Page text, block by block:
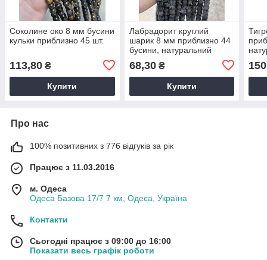
Соколине око 8 мм бусини
кульки приблизно 45 шт.
113,80 ₴
Купити
Лабрадорит круглий
шарик 8 мм приблизно 44
бусини, натуральний
68,30₴
Купити
Про нас
100% позитивних з 776 відгуків за рік
Працює з 11.03.2016
м. Одеса
Одеса Базова 17/7 7 км, Одеса, Україна
Контакти
Сьогодні працює з 09:00 до 16:00
Показати весь графік роботи